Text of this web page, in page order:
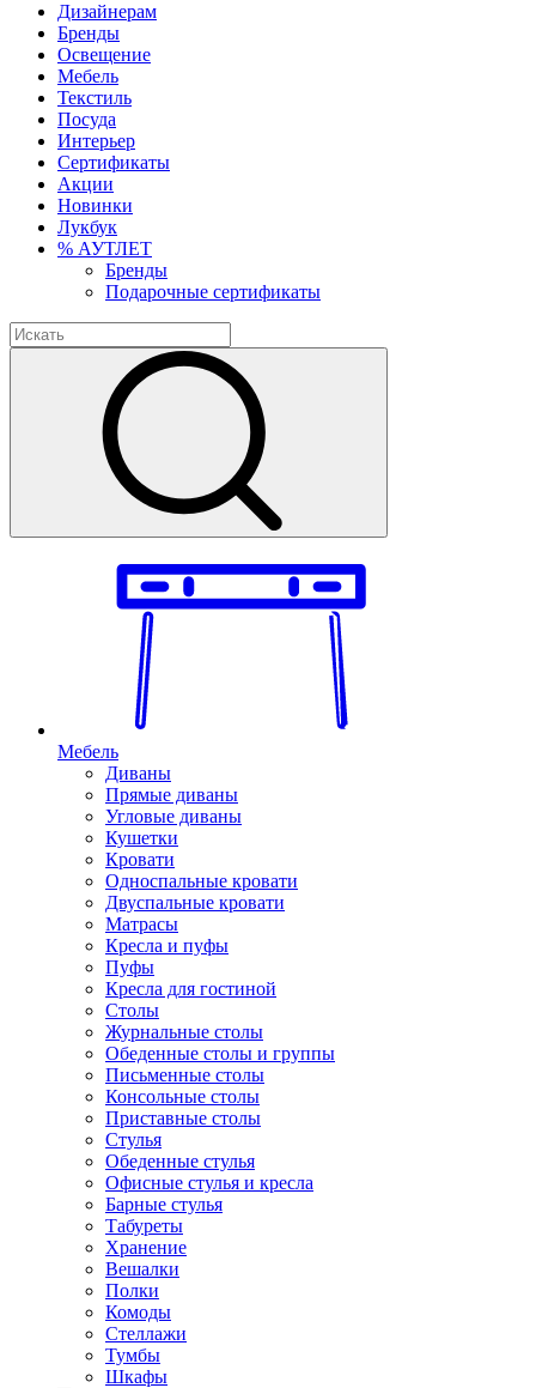
Дизайнерам
Бренды
Освещение
Мебель
Текстиль
Посуда
Интерьер
Сертификаты
Акции
Новинки
Лукбук
% АУТЛЕТ
Бренды
Подарочные сертификаты
Мебель
Диваны
Прямые диваны
Угловые диваны
Кушетки
Кровати
Односпальные кровати
Двуспальные кровати
Матрасы
Кресла и пуфы
Пуфы
Кресла для гостиной
Столы
Журнальные столы
Обеденные столы и группы
Письменные столы
Консольные столы
Приставные столы
Стулья
Обеденные стулья
Офисные стулья и кресла
Барные стулья
Табуреты
Хранение
Вешалки
Полки
Комоды
Стеллажи
Тумбы
Шкафы